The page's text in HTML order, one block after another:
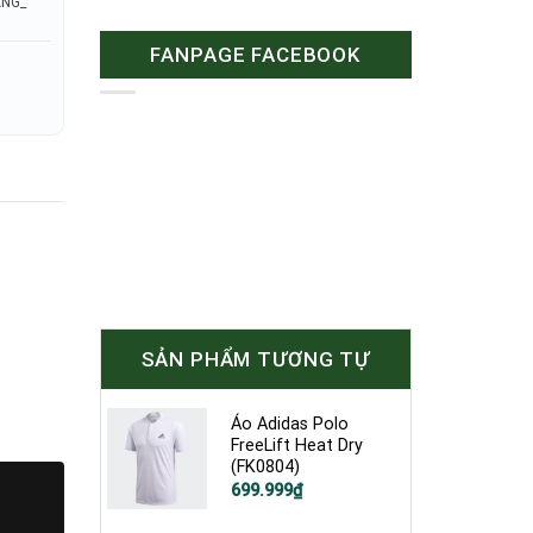
FANPAGE FACEBOOK
SẢN PHẨM TƯƠNG TỰ
Áo Adidas Polo
FreeLift Heat Dry
(FK0804)
Giá
699.999₫
Giá